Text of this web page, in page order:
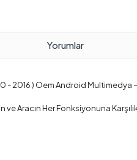
Yorumlar
- 2016 ) Oem Android Multimedya
Aracın Her Fonksiyonuna